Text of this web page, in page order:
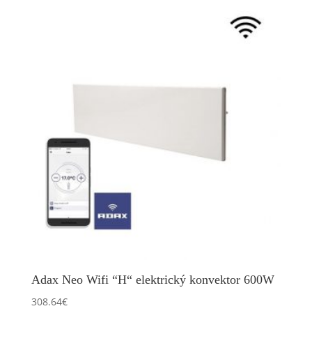
Adax Neo Wifi “H“ elektrický konvektor 600W
308.64€